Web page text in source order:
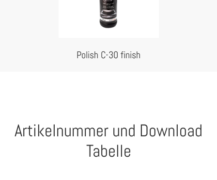
Polish C-30 finish
Artikelnummer und Download
Tabelle